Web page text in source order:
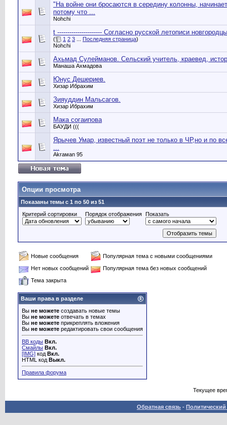
"На войне они бросаются в середину колонны,
потому что ...
Nohchi
t ---------------------- Согласно русской летописи
( 1 2 3 Последняя страница)
Nohchi
Ахьмад Сулейманов. Сельский учитель, краевед,
Манаша Ахмадова
Юнус Дешериев.
Хизар Ибрахим
Зияуддин Мальсагов.
Хизар Ибрахим
Мака согаипова
БАУДИ (((
Ярычев Умар, известный поэт не только в ЧР,но и по
...
Аkrамаn 95
Опции просмотра
Показаны темы с 1 по 50 из 51
Критерий сортировки
Порядок отображения Показать
Новые сообщения
Популярная тема с новыми сообщениями
Нет новых сообщений
Популярная тема без новых сообщений
Тема закрыта
Ваши права в разделе
Вы не можете создавать новые темы
Вы не можете отвечать в темах
Вы не можете прикреплять вложения
Вы не можете редактировать свои сообщения
BB коды Вкл.
Смайлы Вкл.
[IMG] код Вкл.
HTML код Выкл.
Правила форума
Текущее
Обратная связь -